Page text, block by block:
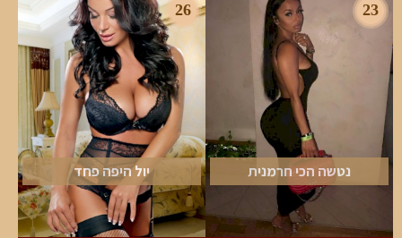
23
נטשה הכי חרמנית
26
יול היפה פחד